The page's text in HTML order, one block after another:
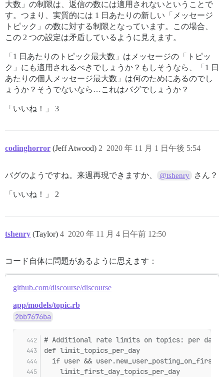
大数」の制限は、返信の数には適用されないということで
す。つまり、実質的には 1 日あたりの新しい「メッセージ
トピック」の数に対する制限となっています。この場合、
この 2 つの設定は矛盾しているように見えます。
「1 日あたりのトピック最大数」はメッセージの「トピッ
ク」にも適用されるべきでしょうか？もしそうなら、「1 日
あたりの個人メッセージ最大数」は何のためにあるのでし
ょうか？そうでないなら…これはバグでしょうか？
「いいね！」 3
codinghorror (Jeff Atwood) 2020 年 11 月 1 日午後 5:54
2
バグのようですね。来週再現できますか、 @tshenry さん？
「いいね！」 2
tshenry (Taylor) 2020 年 11 月 4 日午前 12:50
4
コード自体に問題があるように思えます：
github.com/discourse/discourse
app/models/topic.rb
2bb7676ba
# Additional rate limits on topics: per day
def limit_topics_per_day
if user &&
    limit_first_day_topics_per_day